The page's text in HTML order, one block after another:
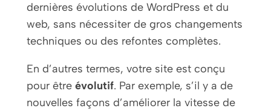
dernières évolutions de WordPress et du
web, sans nécessiter de gros changements
techniques ou des refontes complètes.
En d’autres termes, votre site est conçu
pour être évolutif. Par exemple, s’il y a de
nouvelles façons d’améliorer la vitesse de